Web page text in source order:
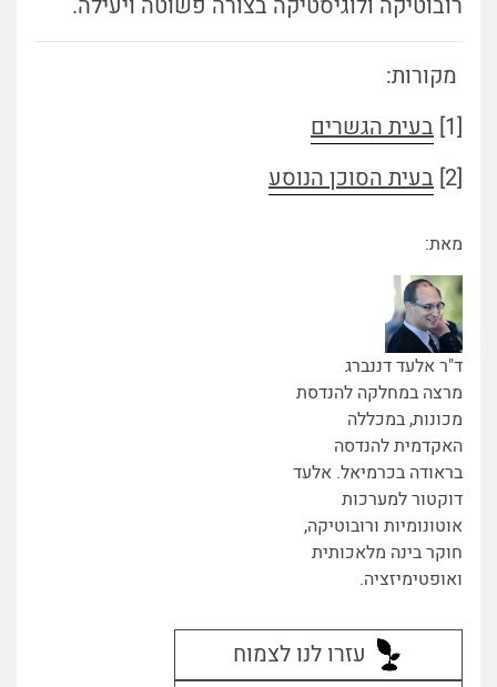
מקורות:
[1]
בעית הגשרים
[2]
בעית הסוכן הנוסע
מאת:
ד"ר אלעד דננברג
מרצה במחלקה להנדסת
מכונות, במכללה
האקדמית להנדסה
בראודה בכרמיאל. אלעד
דוקטור למערכות
אוטונומיות ורובוטיקה,
חוקר בינה מלאכותית
ואופטימיזציה.
עזרו לנו לצמוח